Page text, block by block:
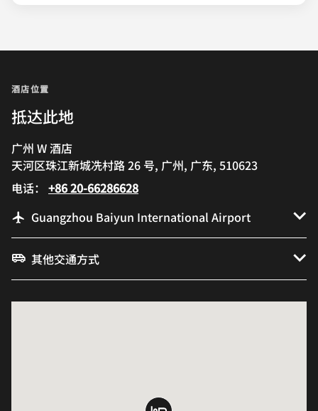
酒店位置
抵达此地
广州 W 酒店
天河区珠江新城冼村路 26 号, 广州, 广东, 510623
电话： +86 20-66286628
Guangzhou Baiyun International Airport
其他交通方式